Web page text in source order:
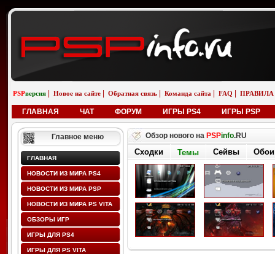
PSPверсия Новое на сайте Обратная связь Команда сайта FAQ ПРАВИЛА
ГЛАВНАЯ ЧАТ ФОРУМ ИГРЫ PS4 ИГРЫ PSP
Главное меню
ГЛАВНАЯ
НОВОСТИ ИЗ МИРА PS4
НОВОСТИ ИЗ МИРА PSP
НОВОСТИ ИЗ МИРА PS VITA
ОБЗОРЫ ИГР
ИГРЫ ДЛЯ PS4
ИГРЫ ДЛЯ PS VITA
Обзор нового на PSPinfo.RU
Сходки Темы Сейвы Обои